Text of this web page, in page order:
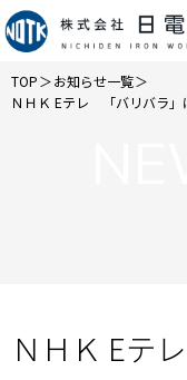
TOP＞お知らせ一覧＞
ＮＨＫ Eテレ 「バリバラ」
ＮＨＫ Eテ